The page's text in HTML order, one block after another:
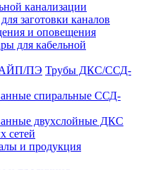
канализации
заготовки каналов
и оповещения
для кабельной
Трубы ДКС/ССД-
спиральные ССД-
двухслойные ДКС
сетей